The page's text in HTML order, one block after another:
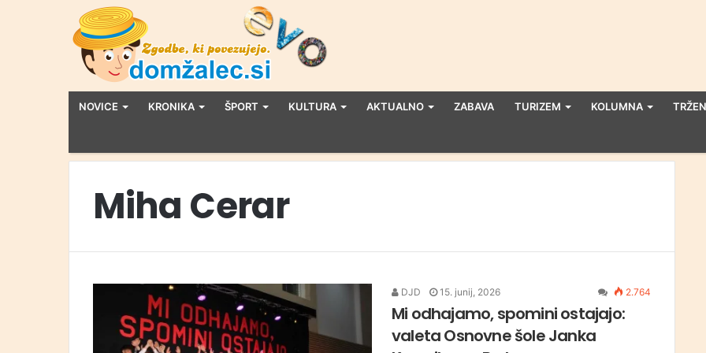
NOVICE KRONIKA ŠPORT KULTURA AKTUALNO ZABAVA TURIZEM KOLUMNA
Miha Cerar
DJD 15. junij, 2026 2.764
Mi odhajamo, spomini ostajajo:
valeta Osnovne šole Janka